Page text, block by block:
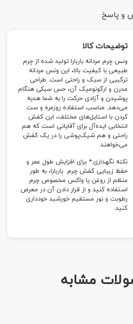
و پاسخ
توضیحات کالا
ونس چرم مردانه باربارا تولید شده از چرم
طبیعی با کیفیت بالا، این ونس مردانه
ترکیبی از سبک و راحتی است. طراحی
مدرن و ارگونومیک آن، حس سبکی هنگام
پوشیدن و آزادی حرکت را به شما هدیه
می‌دهد. مناسب استفاده روزمره و ست
کردن با استایل‌های مختلف، این کفش
انتخابی ایده‌آل برای آقایانی است که هم
راحتی و هم شیک‌پوشی را در یک کفش
می‌خواهند.
نکته نگهداری:* برای افزایش طول عمر و
حفظ زیبایی کفش چرم باربارا، به طور
منظم از روغن یا واکس مخصوص چرم
استفاده کنید و از قرار دادن آن در معرض
رطوبت و نور مستقیم خورشید خودداری
کنید.
مشابه